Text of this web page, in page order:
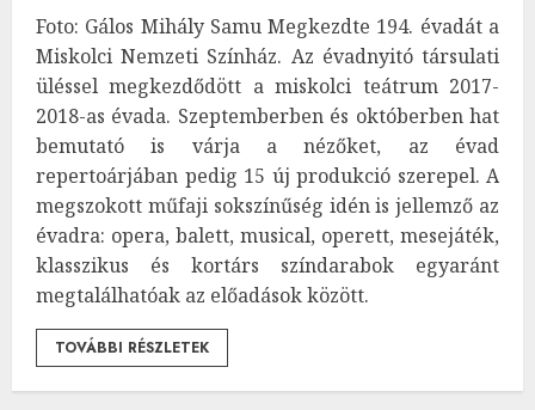
Foto: Gálos Mihály Samu Megkezdte 194. évadát a
Miskolci Nemzeti Színház. Az évadnyitó társulati
üléssel megkezdődött a miskolci teátrum 2017-
2018-as évada. Szeptemberben és októberben hat
bemutató is várja a nézőket, az évad
repertoárjában pedig 15 új produkció szerepel. A
megszokott műfaji sokszínűség idén is jellemző az
évadra: opera, balett, musical, operett, mesejáték,
klasszikus és kortárs színdarabok egyaránt
megtalálhatóak az előadások között.
TOVÁBBI RÉSZLETEK